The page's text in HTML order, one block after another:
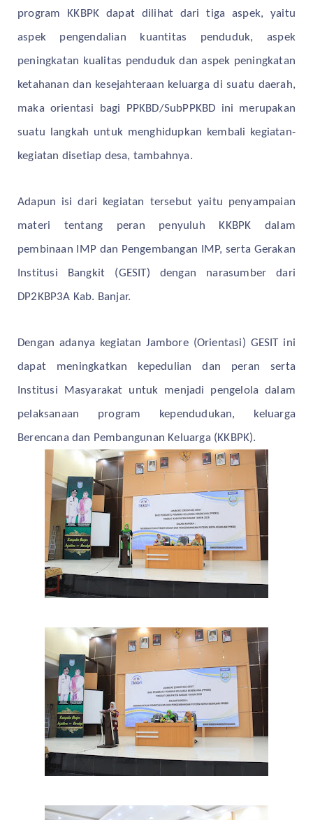
program KKBPK dapat dilihat dari tiga aspek, yaitu
aspek pengendalian kuantitas penduduk, aspek
peningkatan kualitas penduduk dan aspek peningkatan
ketahanan dan kesejahteraan keluarga di suatu daerah,
maka orientasi bagi PPKBD/SubPPKBD ini merupakan
suatu langkah untuk menghidupkan kembali kegiatan-
kegiatan disetiap desa, tambahnya.
Adapun isi dari kegiatan tersebut yaitu penyampaian
materi tentang peran penyuluh KKBPK dalam
pembinaan IMP dan Pengembangan IMP, serta Gerakan
Institusi Bangkit (GESIT) dengan narasumber dari
DP2KBP3A Kab. Banjar.
Dengan adanya kegiatan Jambore (Orientasi) GESIT ini
dapat meningkatkan kepedulian dan peran serta
Institusi Masyarakat untuk menjadi pengelola dalam
pelaksanaan program kependudukan, keluarga
Berencana dan Pembangunan Keluarga (KKBPK).